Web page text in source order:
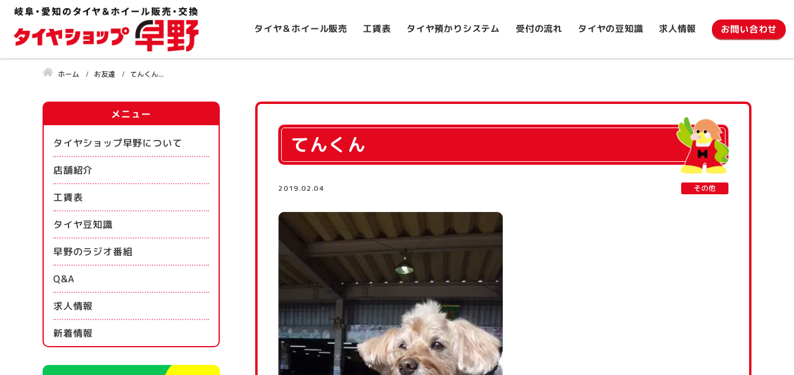
タイヤ＆ホイール販売 工賃表 タイヤ預かりシステム 受付の流れ タイヤの豆知識 求人情報 お問い合わせ
ホーム お友達 てんくん...
てんくん
2019.02.04 その他
メニュー
タイヤショップ早野について
店舗紹介
工賃表
タイヤ豆知識
早野のラジオ番組
Q&A
求人情報
新着情報